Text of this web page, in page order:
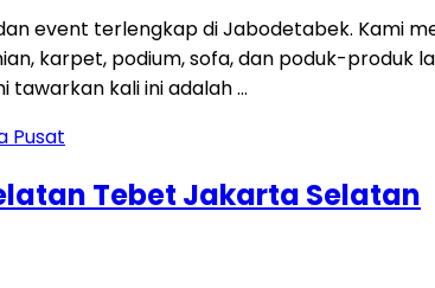
event terlengkap di Jabodetabek. Kami
karpet, podium, sofa, dan poduk-produk
tawarkan kali ini adalah …
Tebet Jakarta Selatan